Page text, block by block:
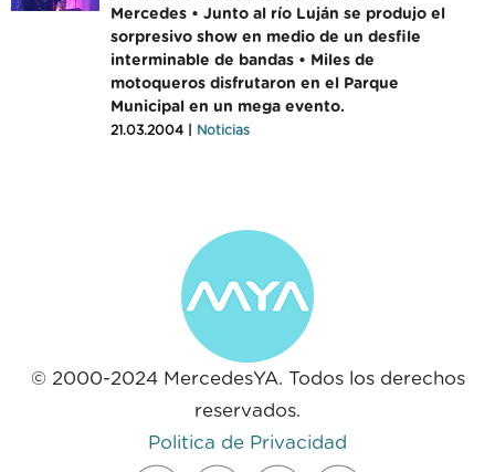
Mercedes • Junto al río Luján se produjo el
sorpresivo show en medio de un desfile
interminable de bandas • Miles de
motoqueros disfrutaron en el Parque
Municipal en un mega evento.
21.03.2004 | Noticias
© 2000-2024 MercedesYA. Todos los derechos
reservados.
Politica de Privacidad